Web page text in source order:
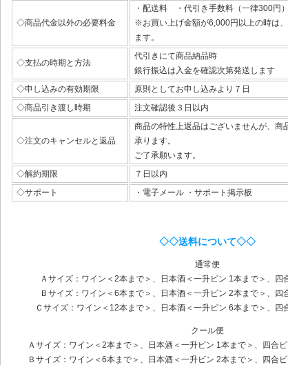
◇商品代金以外の必要料金
・配送料 ・代引き手数料（一律300円
※お買い上げ金額が6,000円以上の時は
ます。
◇支払の時期と方法
代引きにて商品納品時
銀行振込は入金を確認次第発送します
◇申し込みの有効期限
原則としてお申し込みより７日
◇商品引き渡し時期
注文確認後３日以内
◇注文のキャンセルと返品
商品の特性上返品はございませんが、商
承ります。
ご了承願います。
◇解約期限
７日以内
◇サポート
・電子メール ・サポート掲示板
◇◇送料について◇◇
通常便
Ａサイズ：ワイン＜2本まで＞、日本酒＜一升ビン 1本まで＞、
Ｂサイズ：ワイン＜6本まで＞、日本酒＜一升ビン 2本まで＞、
Ｃサイズ：ワイン＜12本まで＞、日本酒＜一升ビン 6本まで＞、
クール便
Ａサイズ：ワイン＜2本まで＞、日本酒＜一升ビン 1本まで＞、四合
Ｂサイズ：ワイン＜6本まで＞、日本酒＜一升ビン 2本まで＞、四合